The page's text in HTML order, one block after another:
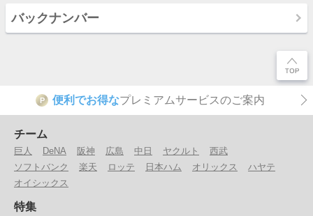
バックナンバー
P 便利でお得なプレミアムサービスのご案内
チーム
巨人 DeNA 阪神 広島 中日 ヤクルト
西武
ソフトバンク
楽天 ロッテ 日本ハム オリックス
ハヤテ
オイシックス
特集